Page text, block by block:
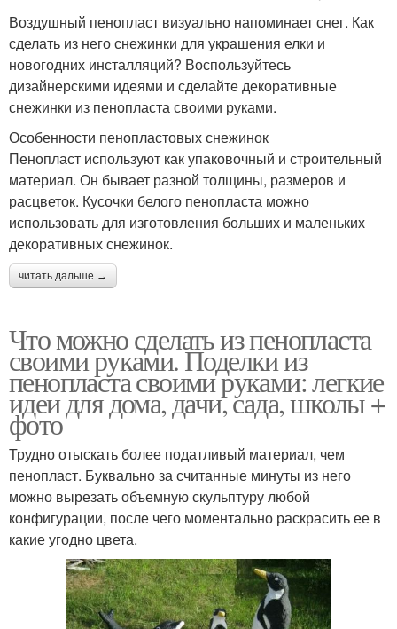
Воздушный пенопласт визуально напоминает снег. Как
сделать из него снежинки для украшения елки и
новогодних инсталляций? Воспользуйтесь
дизайнерскими идеями и сделайте декоративные
снежинки из пенопласта своими руками.
Особенности пенопластовых снежинок
Пенопласт используют как упаковочный и строительный
материал. Он бывает разной толщины, размеров и
расцветок. Кусочки белого пенопласта можно
использовать для изготовления больших и маленьких
декоративных снежинок.
читать дальше →
Что можно сделать из пенопласта
своими руками. Поделки из
пенопласта своими руками: легкие
идеи для дома, дачи, сада, школы +
фото
Трудно отыскать более податливый материал, чем
пенопласт. Буквально за считанные минуты из него
можно вырезать объемную скульптуру любой
конфигурации, после чего моментально раскрасить ее в
какие угодно цвета.